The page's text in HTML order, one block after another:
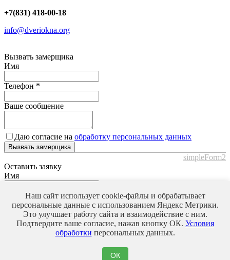
+7(831) 418-00-18
info@dveriokna.org
Вызвать замерщика
Имя
Телефон *
Ваше сообщение
Даю согласие на обработку персональных данных
Вызвать замерщика
simpleForm2
Оставить заявку
Имя
Телефон*
Ваше сообщение
обработку персональных данных
Наш сайт использует cookie-файлы и обрабатывает
персональные данные с использованием Яндекс Метрики.
Это улучшает работу сайта и взаимодействие с ним.
Подтвердите ваше согласие, нажав кнопку ОК. Условия
обработки персональных данных.
ОК